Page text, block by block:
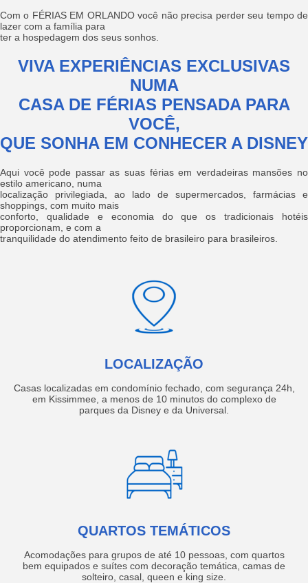
Com o FÉRIAS EM ORLANDO você não precisa perder seu tempo de
lazer com a família para
ter a hospedagem dos seus sonhos.
VIVA EXPERIÊNCIAS EXCLUSIVAS
NUMA
CASA DE FÉRIAS PENSADA PARA
VOCÊ,
QUE SONHA EM CONHECER A DISNEY
Aqui você pode passar as suas férias em verdadeiras mansões no
estilo americano, numa
localização privilegiada, ao lado de supermercados, farmácias e
shoppings, com muito mais
conforto, qualidade e economia do que os tradicionais hotéis
proporcionam, e com a
tranquilidade do atendimento feito de brasileiro para brasileiros.
LOCALIZAÇÃO
Casas localizadas em condomínio fechado, com segurança 24h,
em Kissimmee, a menos de 10 minutos do complexo de
parques da Disney e da Universal.
QUARTOS TEMÁTICOS
Acomodações para grupos de até 10 pessoas, com quartos
bem equipados e suítes com decoração temática, camas de
solteiro, casal, queen e king size.